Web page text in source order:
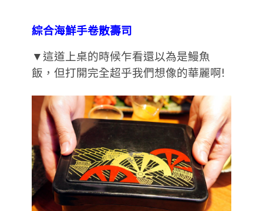
綜合海鮮手卷散壽司
▼這道上桌的時候乍看還以為是鰻魚
飯，但打開完全超乎我們想像的華麗啊!